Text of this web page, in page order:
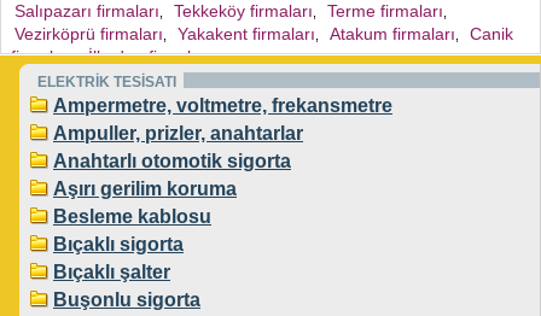
Salıpazarı firmaları Tekkeköy firmaları Terme firmaları
Vezirköprü firmaları Yakakent firmaları Atakum firmaları
Canik
firmaları, İlkadım firmaları,
ELEKTRİK TESİSATI
Ampermetre, voltmetre, frekansmetre
Ampuller, prizler, anahtarlar
Anahtarlı otomotik sigorta
Aşırı gerilim koruma
Besleme kablosu
Bıçaklı sigorta
Bıçaklı şalter
Buşonlu sigorta